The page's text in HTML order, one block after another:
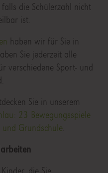
die Schülerzahl nicht
ist.
haben wir für Sie in
Sie jederzeit alle
verschiedene Sport- und
Sie in unserem
23 Bewegungsspiele
Grundschule
die Sie